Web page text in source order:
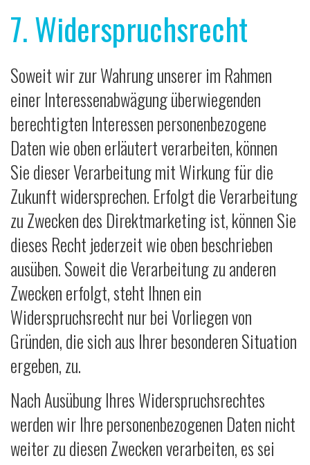
7. Widerspruchsrecht
Soweit wir zur Wahrung unserer im Rahmen
einer Interessenabwägung überwiegenden
berechtigten Interessen personenbezogene
Daten wie oben erläutert verarbeiten, können
Sie dieser Verarbeitung mit Wirkung für die
Zukunft widersprechen. Erfolgt die Verarbeitung
zu Zwecken des Direktmarketing ist, können Sie
dieses Recht jederzeit wie oben beschrieben
ausüben. Soweit die Verarbeitung zu anderen
Zwecken erfolgt, steht Ihnen ein
Widerspruchsrecht nur bei Vorliegen von
Gründen, die sich aus Ihrer besonderen Situation
ergeben, zu.
Nach Ausübung Ihres Widerspruchsrechtes
werden wir Ihre personenbezogenen Daten nicht
weiter zu diesen Zwecken verarbeiten, es sei